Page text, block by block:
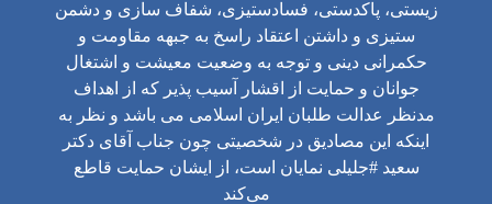
زیستی، پاکدستی، فسادستیزی، شفاف سازی و دشمن
ستیزی و داشتن اعتقاد راسخ به جبهه مقاومت و
حکمرانی دینی و توجه به وضعیت معیشت و اشتغال
جوانان و حمایت از اقشار آسیب پذیر که از اهداف
مدنظر عدالت طلبان ایران اسلامی می باشد و نظر به
اینکه این مصادیق در شخصیتی چون جناب آقای دکتر
سعید #جلیلی نمایان است، از ایشان حمایت قاطع
می‌کند